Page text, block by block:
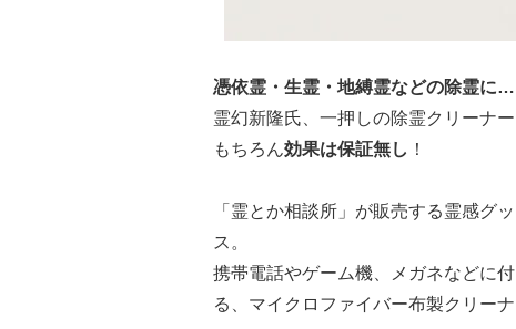
憑依霊・生霊・地縛霊などの除霊に
霊幻新隆氏、一押しの除霊クリーナー
もちろん効果は保証無し ！
「霊とか相談所」が販売する霊感グ
ス。
携帯電話やゲーム機、メガネなどに
る、マイクロファイバー布製クリーナ